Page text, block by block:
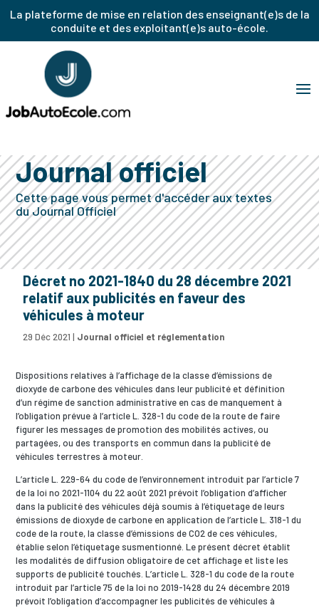
La plateforme de mise en relation des enseignant(e)s de la
conduite et des exploitant(e)s auto-école.
Journal officiel
Cette page vous permet d'accéder aux textes
du Journal Officiel
Décret no 2021-1840 du 28 décembre 2021
relatif aux publicités en faveur des
véhicules à moteur
29 Déc 2021 | Journal officiel et réglementation
Dispositions relatives à l’affichage de la classe d’émissions de
dioxyde de carbone des véhicules dans leur publicité et définition
d’un régime de sanction administrative en cas de manquement à
l’obligation prévue à l’article L. 328-1 du code de la route de faire
figurer les messages de promotion des mobilités actives, ou
partagées, ou des transports en commun dans la publicité de
véhicules terrestres à moteur.
L’article L. 229-64 du code de l’environnement introduit par l’article 7
de la loi no 2021-1104 du 22 août 2021 prévoit l’obligation d’afficher
dans la publicité des véhicules déjà soumis à l’étiquetage de leurs
émissions de dioxyde de carbone en application de l’article L. 318-1 du
code de la route, la classe d’émissions de CO2 de ces véhicules,
établie selon l’étiquetage susmentionné. Le présent décret établit
les modalités de diffusion obligatoire de cet affichage et liste les
supports de publicité touchés. L’article L. 328-1 du code de la route
introduit par l’article 75 de la loi no 2019-1428 du 24 décembre 2019
prévoit l’obligation d’accompagner les publicités de véhicules à